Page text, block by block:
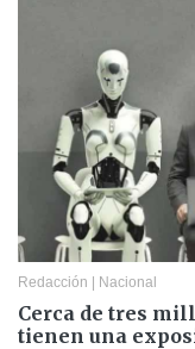
Redacción | Nacional
Cerca de tres
tienen una